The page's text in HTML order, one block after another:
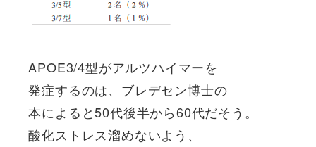
APOE3/4型がアルツハイマーを
発症するのは、ブレデセン博士の
本によると50代後半から60代だそう。
酸化ストレス溜めないよう、